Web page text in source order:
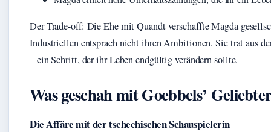
Der Trade-off: Die Ehe mit Quandt verschaffte Magda
Industriellen entsprach nicht ihren Ambitionen. Sie trat aus
– ein Schritt, der ihr Leben endgültig verändern sollte.
Was geschah mit Goebbels’
Die Affäre mit der tschechischen Schauspielerin